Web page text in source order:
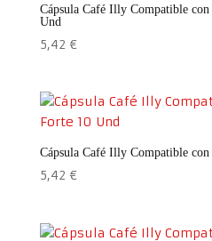
Cápsula Café Illy Compatible con
Und
5,42 €
Cápsula Café Illy Compatible con
5,42 €